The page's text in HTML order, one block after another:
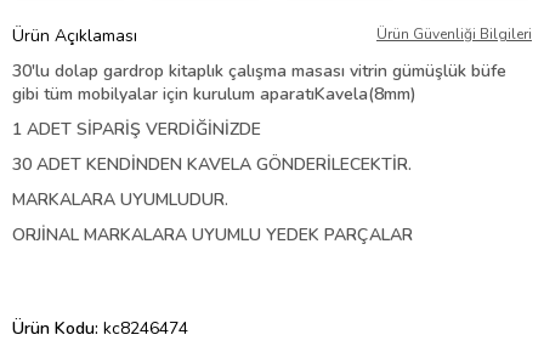
Ürün Açıklaması Ürün Güvenliği Bilgileri
30'lu dolap gardrop kitaplık çalışma masası vitrin gümüşlük büfe
gibi tüm mobilyalar için kurulum aparatıKavela(8mm)
1 ADET SİPARİŞ VERDİĞİNİZDE
30 ADET KENDİNDEN KAVELA GÖNDERİLECEKTİR.
MARKALARA UYUMLUDUR.
ORJİNAL MARKALARA UYUMLU YEDEK PARÇALAR
Ürün Kodu: kc8246474